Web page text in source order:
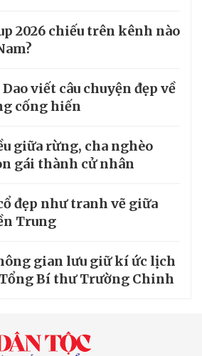
2026 chiếu trên kênh nào
Dao viết câu chuyện đẹp về
cống hiến
giữa rừng, cha nghèo
gái thành cử nhân
đẹp như tranh vẽ giữa
Trung
gian lưu giữ kí ức lịch
Tổng Bí thư Trường Chinh